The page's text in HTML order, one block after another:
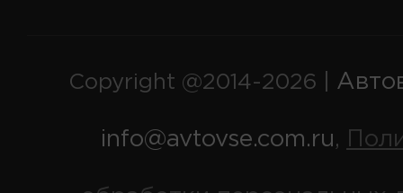
Copyright @2014-2026 |
info@avtovse.com.ru,